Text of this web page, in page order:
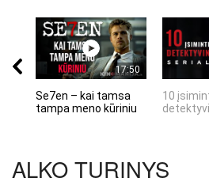
17:50
Se7en – kai tamsa
tampa meno kūriniu
10
ALKO TURINYS